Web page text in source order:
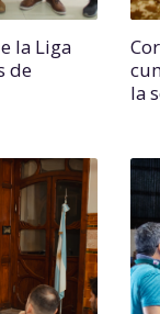
la Liga
de
la